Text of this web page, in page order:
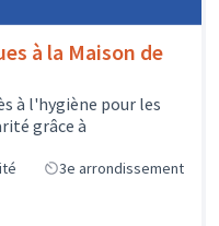
à la Maison de
à l'hygiène pour les
grâce à
3e arrondissement